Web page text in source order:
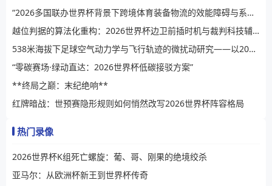
“2026多国联办世界杯背景下跨境体育装备物流的效能障碍与系统性提升路径”
越位判据的算法化重构：2026世界杯边卫前插时机与裁判科技辅助决策的演进逻辑
538米海拔下足球空气动力学与飞行轨迹的微扰动研究——以2026世界杯BBVA球场为例
“零碳赛场·绿动直达：2026世界杯低碳接驳方案”
**终局之巅：末纪绝响**
红牌暗战：世预赛隐形规则如何悄然改写2026世界杯阵容格局
热门录像
2026世界杯K组死亡螺旋：葡、哥、刚果的绝境绞杀
亚马尔：从欧洲杯新王到世界杯传奇